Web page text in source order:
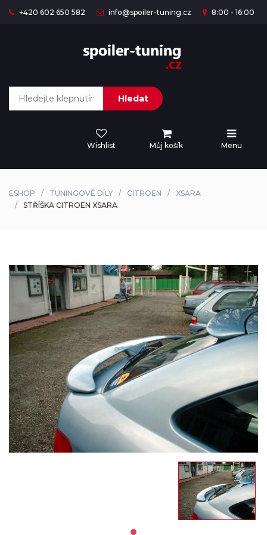
+420 602 650 582 info@spoiler-tuning.cz 8:00 - 16:00
Hledat
Wishlist Můj košík Menu
ESHOP TUNINGOVÉ DÍLY CITROEN
XSARA
STŘÍŠKA CITROEN XSARA